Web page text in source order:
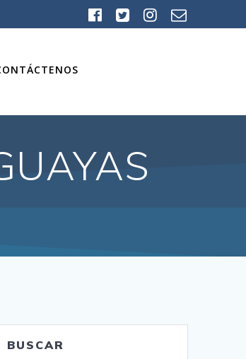
BUSCAR